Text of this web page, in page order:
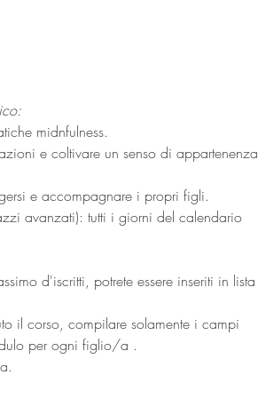
midnfulness.
e coltivare un senso di appartenenza
e accompagnare i propri figli.
avanzati): tutti i giorni del calendario
d'iscritti, potrete essere inseriti in lista
il corso, compilare solamente i campi
per ogni figlio/a .